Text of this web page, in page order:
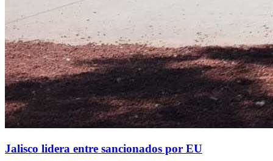
Jalisco lidera entre sancionados por EU